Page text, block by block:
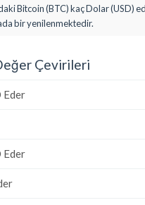
Bitcoin (BTC) kaç Dolar (USD)
bir yenilenmektedir.
Çevirileri
Eder
Eder